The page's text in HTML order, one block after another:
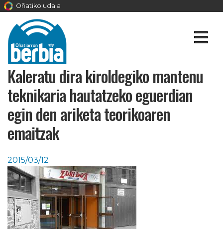
Oñatiko udala
Kaleratu dira kiroldegiko mantenu
teknikaria hautatzeko eguerdian
egin den ariketa teorikoaren
emaitzak
2015/03/12